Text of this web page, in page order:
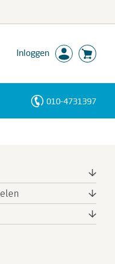
Inloggen
010-4731397